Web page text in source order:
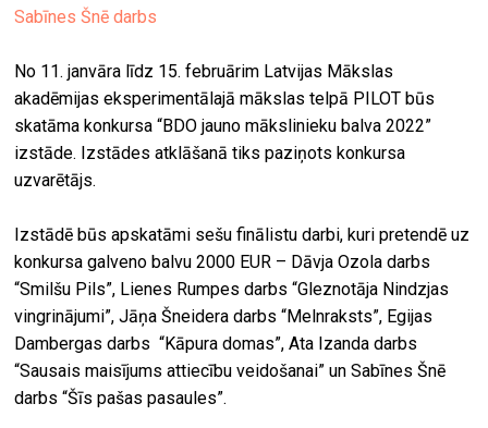
Sabīnes Šnē darbs
No 11. janvāra līdz 15. februārim Latvijas Mākslas
akadēmijas eksperimentālajā mākslas telpā PILOT būs
skatāma konkursa “BDO jauno mākslinieku balva 2022”
izstāde. Izstādes atklāšanā tiks paziņots konkursa
uzvarētājs.
Izstādē būs apskatāmi sešu finālistu darbi, kuri pretendē uz
konkursa galveno balvu 2000 EUR – Dāvja Ozola darbs
“Smilšu Pils”, Lienes Rumpes darbs “Gleznotāja Nindzjas
vingrinājumi”, Jāņa Šneidera darbs “Melnraksts”, Egijas
Dambergas darbs “Kāpura domas”, Ata Izanda darbs
“Sausais maisījums attiecību veidošanai” un Sabīnes Šnē
darbs “Šīs pašas pasaules”.